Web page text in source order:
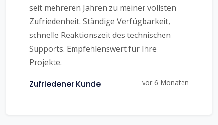
seit mehreren Jahren zu meiner vollsten
Zufriedenheit. Ständige Verfügbarkeit,
schnelle Reaktionszeit des technischen
Supports. Empfehlenswert für Ihre
Projekte.
Zufriedener Kunde vor 6 Monaten